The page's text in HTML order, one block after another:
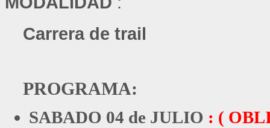
Carrera de trail
PROGRAMA:
SABADO 04 de JULIO : (